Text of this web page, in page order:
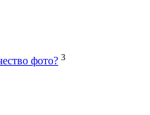
фото? 3